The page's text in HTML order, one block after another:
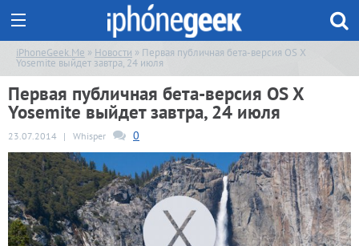
iPhoneGeek.Me » Новости » Первая публичная бета-версия OS X
Yosemite выйдет завтра, 24 июля
Первая публичная бета-версия OS X
Yosemite выйдет завтра, 24 июля
23.07.2014 | Whisper 0